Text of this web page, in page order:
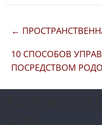
←
10 СПОСОБОВ
ПОСРЕДСТВОМ